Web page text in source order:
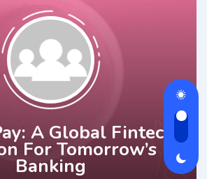
A Global Fintech
For Tomorrow’s
Banking